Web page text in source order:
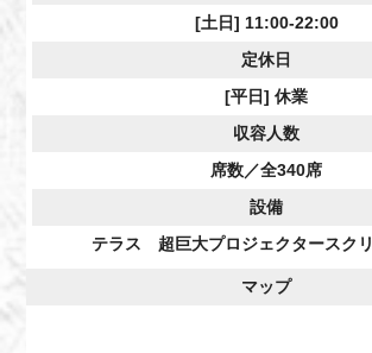
[土日] 11:00-22:00
定休日
[平日] 休業
収容人数
席数／全340席
設備
テラス 超巨大プロジェクタース
マップ